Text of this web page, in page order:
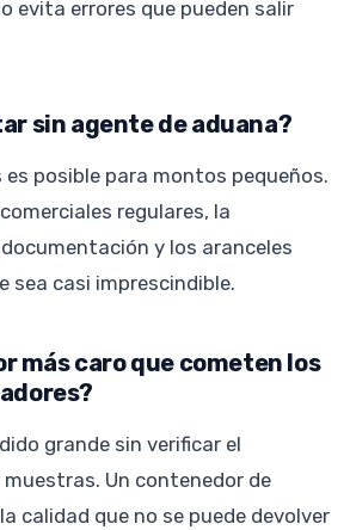
evita errores que pueden salir
sin agente de aduana?
es posible para montos pequeños.
regulares, la
y los aranceles
sea casi imprescindible.
más caro que cometen los
grande sin verificar el
Un contenedor de
calidad que no se puede devolver